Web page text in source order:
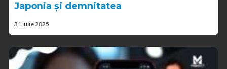
Japonia și demnitatea
31 iulie 2025